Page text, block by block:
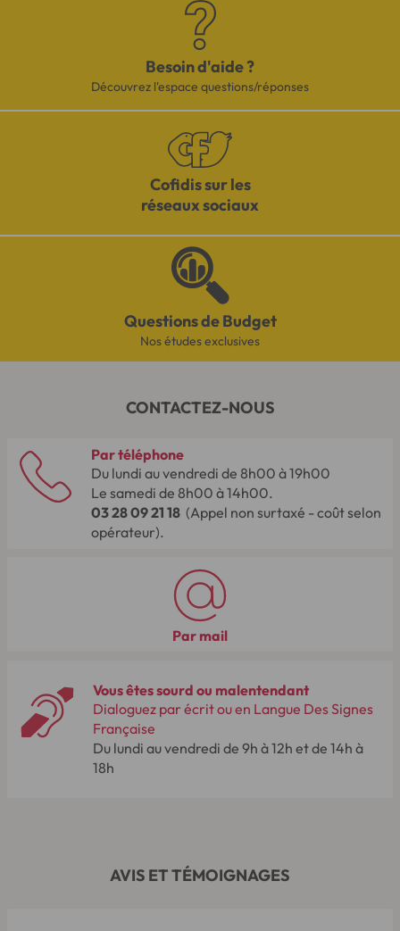
Besoin d'aide ?
Découvrez l'espace questions/réponses
Cofidis sur les
réseaux sociaux
Questions de Budget
Nos études exclusives
CONTACTEZ-NOUS
Par téléphone
Du lundi au vendredi de 8h00 à 19h00
Le samedi de 8h00 à 14h00.
03 28 09 21 18 (Appel non surtaxé - coût selon
opérateur).
Par mail
Vous êtes sourd ou malentendant
Dialoguez par écrit ou en Langue Des Signes
Française
Du lundi au vendredi de 9h à 12h et de 14h à
18h
AVIS ET TÉMOIGNAGES